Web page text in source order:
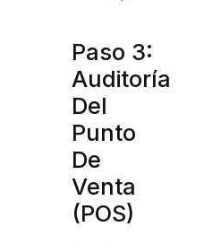
Paso 3:
Auditoría
Del
Punto
De
Venta
(POS)